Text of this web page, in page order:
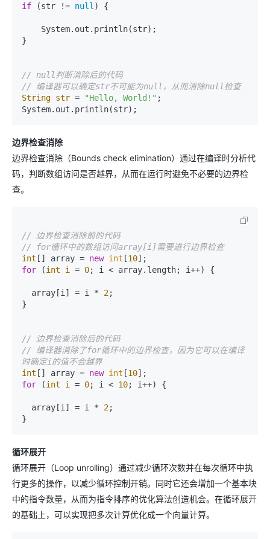
if (str != null ) {
}
// null判断消除后的代码
// 编译器可以确定str不可能为null，从而消除null检查
String str = "Hello, World!" ;
边界检查消除
边界检查消除（Bounds check elimination）通过在编译时分析代
码，判断数组访问是否越界，从而在运行时避免不必要的边界检
查。
// 边界检查消除前的代码
// for循环中的数组访问array[i]需要进行边界检查
int [] array = new int [10
for (int i = 0; i < array.length; i++) {
  array[i] = i *
2;
}
// 边界检查消除后的代码
// 编译器消除了for循环中的边界检查，因为它可以在编译
时确定i的值不会越界
int [] array = new int [10
for (int i = 0; i < 10; i++) {
  array[i] = i *
2;
循环展开
循环展开（Loop unrolling）通过减少循环次数并在每次循环中执
行更多的操作，以减少循环控制开销。同时它还会增加一个基本块
中的指令数量，从而为指令排序的优化算法创造机会。在循环展开
的基础上，可以实现把多次计算优化成一个向量计算。